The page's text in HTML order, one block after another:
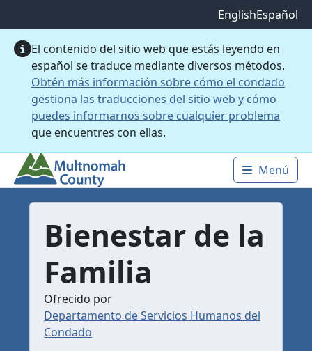
EnglishEspañol
El contenido del sitio web que estás leyendo en
español se traduce mediante diversos métodos.
Obtén más información sobre cómo el condado
gestiona las traducciones del sitio web y cómo
puedes informarnos sobre cualquier problema
que encuentres con ellas.
Main
Menú
Bienestar de la
Familia
Ofrecido por
Departamento de Servicios Humanos del
Condado